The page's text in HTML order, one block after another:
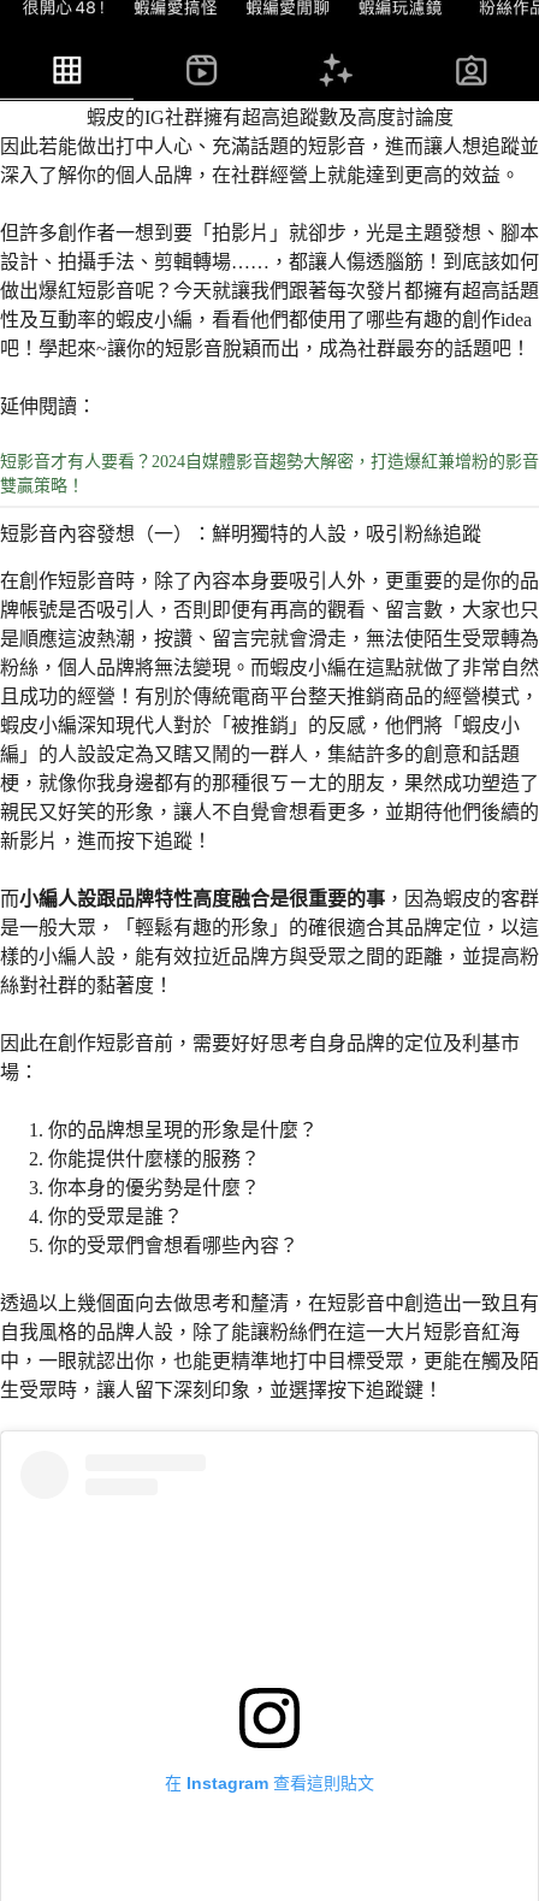
蝦皮的IG社群擁有超高追蹤數及高度討論度
因此若能做出打中人心、充滿話題的短影音，進而讓人想追蹤並
深入了解你的個人品牌，在社群經營上就能達到更高的效益。
但許多創作者一想到要「拍影片」就卻步，光是主題發想、腳本
設計、拍攝手法、剪輯轉場……，都讓人傷透腦筋！到底該如何
做出爆紅短影音呢？今天就讓我們跟著每次發片都擁有超高話題
性及互動率的蝦皮小編，看看他們都使用了哪些有趣的創作idea
吧！學起來~讓你的短影音脫穎而出，成為社群最夯的話題吧！
延伸閱讀：
短影音才有人要看？2024自媒體影音趨勢大解密，打造爆紅兼增粉的影音
雙贏策略！
短影音內容發想（一）：鮮明獨特的人設，吸引粉絲追蹤
在創作短影音時，除了內容本身要吸引人外，更重要的是你的品
牌帳號是否吸引人，否則即便有再高的觀看、留言數，大家也只
是順應這波熱潮，按讚、留言完就會滑走，無法使陌生受眾轉為
粉絲，個人品牌將無法變現。而蝦皮小編在這點就做了非常自然
且成功的經營！有別於傳統電商平台整天推銷商品的經營模式，
蝦皮小編深知現代人對於「被推銷」的反感，他們將「蝦皮小
編」的人設設定為又瞎又鬧的一群人，集結許多的創意和話題
梗，就像你我身邊都有的那種很ㄎㄧㄤ的朋友，果然成功塑造了
親民又好笑的形象，讓人不自覺會想看更多，並期待他們後續的
新影片，進而按下追蹤！
而小編人設跟品牌特性高度融合是很重要的事 ，因為蝦皮的客群
是一般大眾，「輕鬆有趣的形象」的確很適合其品牌定位，以這
樣的小編人設，能有效拉近品牌方與受眾之間的距離，並提高粉
絲對社群的黏著度！
因此在創作短影音前，需要好好思考自身品牌的定位及利基市
場：
你的品牌想呈現的形象是什麼？
你能提供什麼樣的服務？
你本身的優劣勢是什麼？
你的受眾是誰？
你的受眾們會想看哪些內容？
透過以上幾個面向去做思考和釐清，在短影音中創造出一致且有
自我風格的品牌人設，除了能讓粉絲們在這一大片短影音紅海
中，一眼就認出你，也能更精準地打中目標受眾，更能在觸及陌
生受眾時，讓人留下深刻印象，並選擇按下追蹤鍵！
在 Instagram 查看這則貼文